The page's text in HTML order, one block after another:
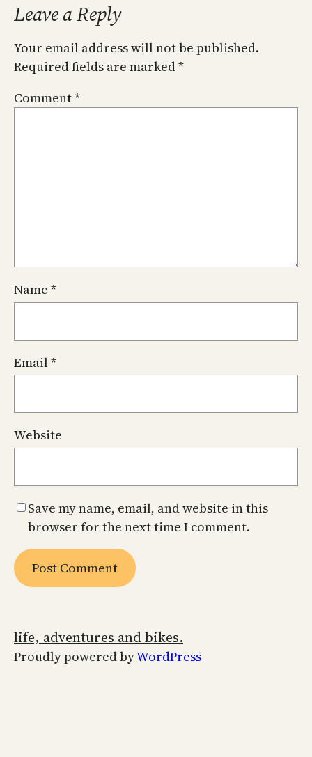
Leave a Reply
Your email address will not be published.
Required fields are marked*
Comment*
Name *
Email*
Website
Save my name, email, and website in this
browser for the next time I comment.
life, adventures and bikes.
Proudly powered byWordPress